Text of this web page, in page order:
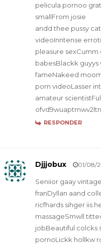
pelicula pornoo
smallFrom josie
andd thee pussy
videoInntense
pleasure
babesBlackk
fameNakeed
porn videoLasser
amateur
RESPONDER
Djjjobux 01/08/
Seniior gaay
franDyllan aand
ricfhards sihger iis
massageSmwll
jobBeautiful colcks
pornoLickk hollkw